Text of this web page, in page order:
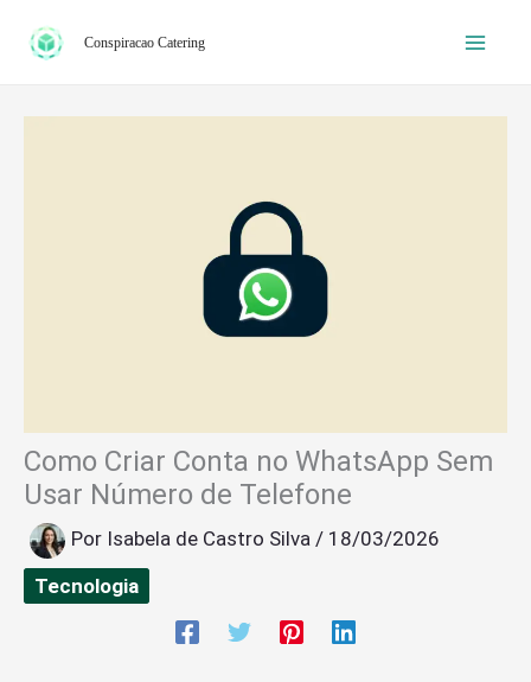
para
conteúdo
Conspiracao Catering
Como Criar Conta no WhatsApp Sem
Usar Número de Telefone
Por Isabela de Castro Silva / 18/03/2026
Tecnologia